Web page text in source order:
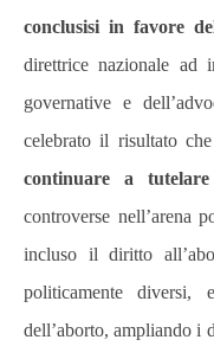
conclusisi in favore
direttrice nazionale ad
governative e
celebrato il risultato
continuare a
controverse nell’arena
incluso il diritto
politicamente
dell’aborto, ampliando i